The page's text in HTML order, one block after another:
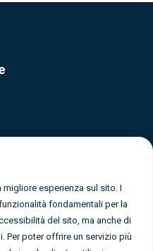
esperienza sul sito. I
fondamentali per la
del sito, ma anche di
Per poter offrire un servizio più